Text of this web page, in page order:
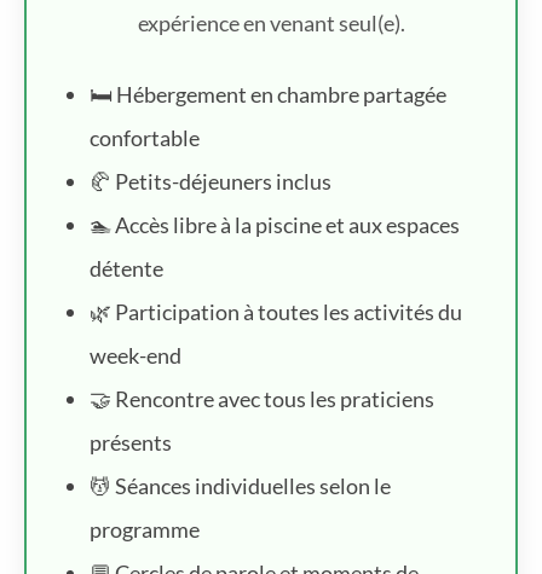
expérience en venant seul(e).
🛏️ Hébergement en chambre partagée
confortable
🥐 Petits-déjeuners inclus
🏊 Accès libre à la piscine et aux espaces
détente
🌿 Participation à toutes les activités du
week-end
🤝 Rencontre avec tous les praticiens
présents
💆 Séances individuelles selon le
programme